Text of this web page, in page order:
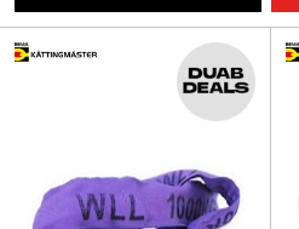
Skog & trädgård